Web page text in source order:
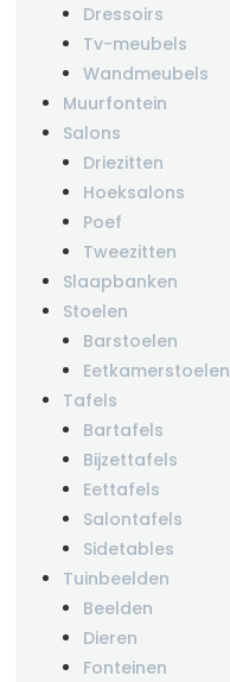
Dressoirs
Tv-meubels
Wandmeubels
Muurfontein
Salons
Driezitten
Hoeksalons
Poef
Tweezitten
Slaapbanken
Stoelen
Barstoelen
Eetkamerstoelen
Tafels
Bartafels
Bijzettafels
Eettafels
Salontafels
Sidetables
Tuinbeelden
Beelden
Dieren
Fonteinen